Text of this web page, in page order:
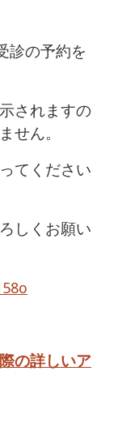
診の予約を
されますの
せん。
てください
しくお願い
の詳しいア